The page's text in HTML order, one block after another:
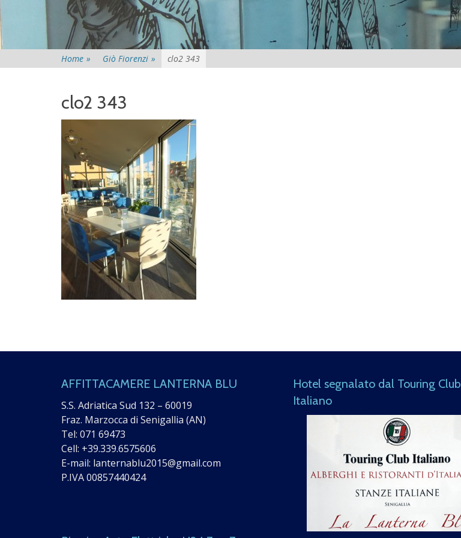
Home » Giò Fiorenzi » clo2 343
clo2 343
AFFITTACAMERE LANTERNA BLU
S.S. Adriatica Sud 132 – 60019
Fraz. Marzocca di Senigallia (AN)
Tel: 071 69473
Cell: +39.339.6575606
E-mail: lanternablu2015@gmail.com
P.IVA 00857440424
Hotel segnalato dal Touring Club
Italiano